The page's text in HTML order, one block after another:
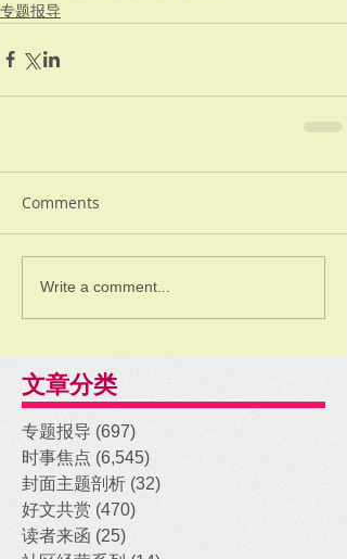
专题报导
Comments
Write a comment...
文章分类
专题报导 (697)
时事焦点 (6,545)
封面主题剖析 (32)
好文共赏 (470)
读者来函 (25)